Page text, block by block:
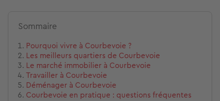
Sommaire
Pourquoi vivre à Courbevoie ?
Les meilleurs quartiers de Courbevoie
Le marché immobilier à Courbevoie
Travailler à Courbevoie
Déménager à Courbevoie
Courbevoie en pratique : questions fréquentes